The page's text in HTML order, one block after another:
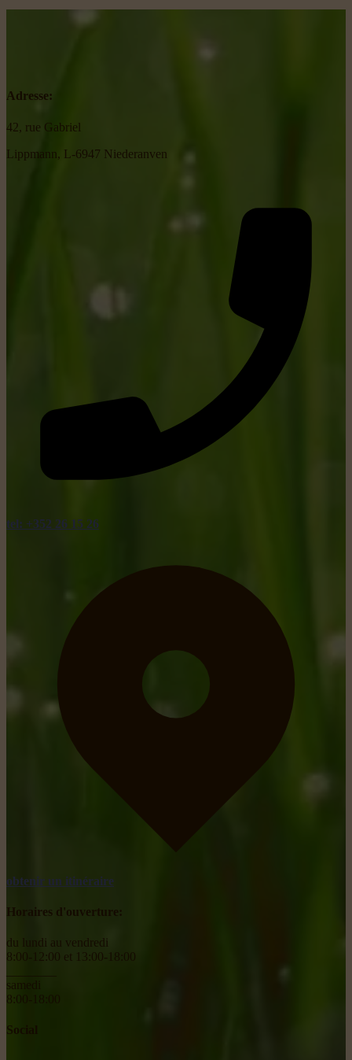
Adresse:
42, rue Gabriel
Lippmann, L-6947 Niederanven
tel: +352 26 15 26
obtenir un itinéraire
Horaires d'ouverture:
du lundi au vendredi
8:00-12:00 et 13:00-18:00
samedi
8:00-18:00
Social